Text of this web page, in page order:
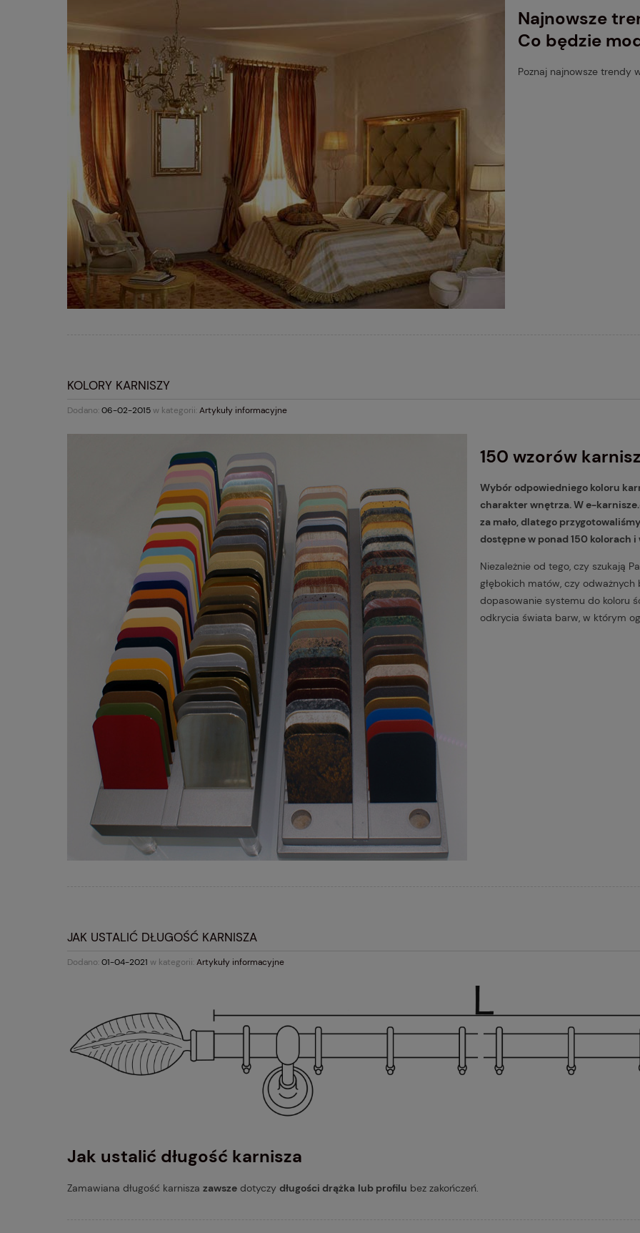
Najnowsze
Co będzie
Poznaj najnowsze trendy
KOLORY KARNISZY
Dodano:06-02-2015w kategorii:Artykuły informacyjne
150 wzorów
Wybór odpowiedniego koloru
charakter wnętrza. W e-
za mało, dlatego
dostępne w ponad 150 kolorach
Niezależnie od tego, czy szukają
głębokich matów, czy odważnych
dopasowanie systemu do koloru
odkrycia świata barw, w którym
JAK USTALIĆ DŁUGOŚĆ KARNISZA
Dodano:01-04-2021 w kategorii:Artykuły informacyjne
Jak ustalić długość karnisza
Zamawiana długość karnisza zawsze dotyczy długości drążka lub profilu bez zakończeń.